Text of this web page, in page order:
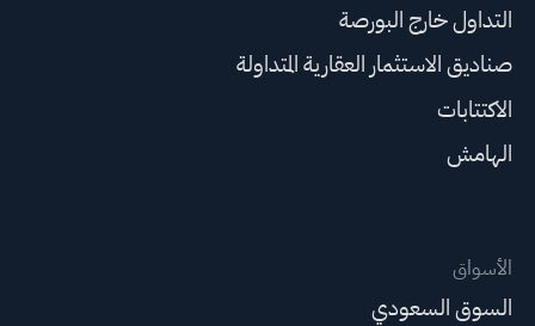
التداول خارج البورصة
صناديق الاستثمار العقارية المتداولة
الاكتتابات
الهامش
الأسواق
السوق السعودي